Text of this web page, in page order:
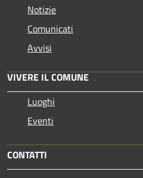
Notizie
Comunicati
Avvisi
VIVERE IL COMUNE
Luoghi
Eventi
CONTATTI